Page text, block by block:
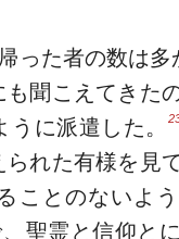
った者の数は多
聞こえてきた
に派遣した。
れた有様を見
ことのないよ
聖霊と信仰と